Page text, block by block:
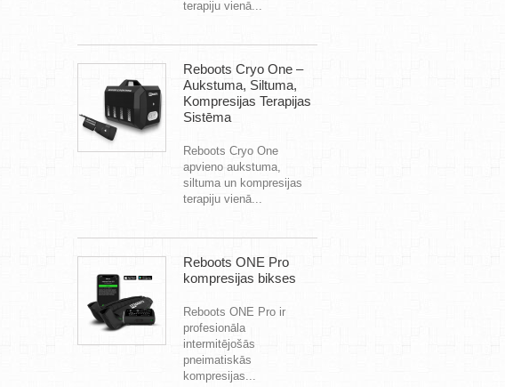
terapiju vienā...
Reboots Cryo One –
Aukstuma, Siltuma,
Kompresijas Terapijas
Sistēma
Reboots Cryo One
apvieno aukstuma,
siltuma un kompresijas
terapiju vienā...
Reboots ONE Pro
kompresijas bikses
Reboots ONE Pro ir
profesionāla
intermitējošās
pneimatiskās
kompresijas...